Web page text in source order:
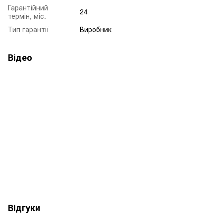
Гарантійний
термін, міс.
24
Тип гарантії
Виробник
Відео
Відгуки